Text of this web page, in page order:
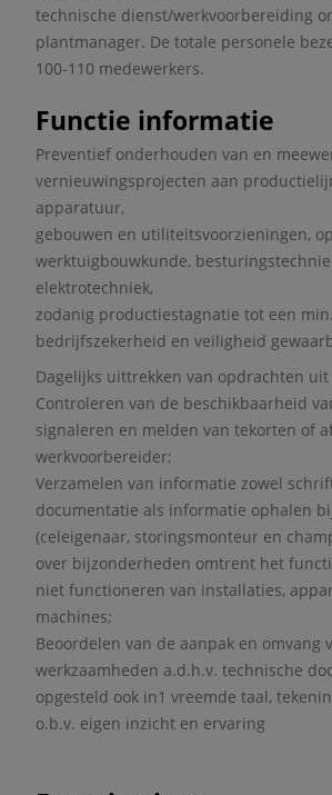
technische dienst/werkvoorbereiding
plantmanager. De totale personele
100-110 medewerkers.
Functie informatie
Preventief onderhouden van en
vernieuwingsprojecten aan
apparatuur,
gebouwen en utiliteitsvoorzieningen,
werktuigbouwkunde,
elektrotechniek,
zodanig productiestagnatie tot een
bedrijfszekerheid en veiligheid
Dagelijks uittrekken van opdrachten
Controleren van de beschikbaarheid
signaleren en melden van tekorten of
werkvoorbereider;
Verzamelen van informatie zowel
documentatie als informatie ophalen
(celeigenaar, storingsmonteur en
over bijzonderheden omtrent het
niet functioneren van installaties,
machines;
Beoordelen van de aanpak en omvang
werkzaamheden a.d.h.v. technische
opgesteld ook in1 vreemde taal,
o.b.v. eigen inzicht en ervaring